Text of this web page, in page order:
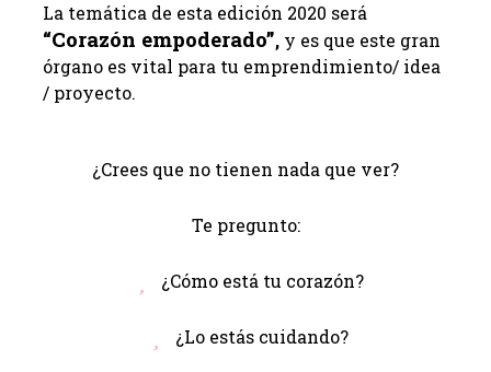
La temática de esta edición 2020 será
“Corazón empoderado”, y es que este gran
órgano es vital para tu emprendimiento/ idea
/ proyecto.
¿Crees que no tienen nada que ver?
Te pregunto:
¿Cómo está tu corazón?
¿Lo estás cuidando?